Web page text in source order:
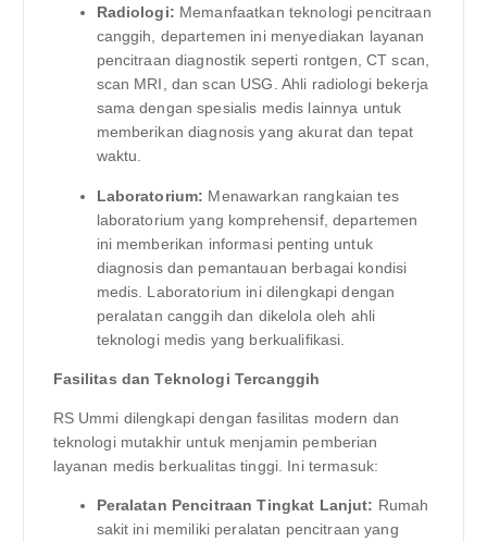
Radiologi: Memanfaatkan teknologi pencitraan
canggih, departemen ini menyediakan layanan
pencitraan diagnostik seperti rontgen, CT scan,
scan MRI, dan scan USG. Ahli radiologi bekerja
sama dengan spesialis medis lainnya untuk
memberikan diagnosis yang akurat dan tepat
waktu.
Laboratorium: Menawarkan rangkaian tes
laboratorium yang komprehensif, departemen
ini memberikan informasi penting untuk
diagnosis dan pemantauan berbagai kondisi
medis. Laboratorium ini dilengkapi dengan
peralatan canggih dan dikelola oleh ahli
teknologi medis yang berkualifikasi.
Fasilitas dan Teknologi Tercanggih
RS Ummi dilengkapi dengan fasilitas modern dan
teknologi mutakhir untuk menjamin pemberian
layanan medis berkualitas tinggi. Ini termasuk:
Peralatan Pencitraan Tingkat Lanjut: Rumah
sakit ini memiliki peralatan pencitraan yang